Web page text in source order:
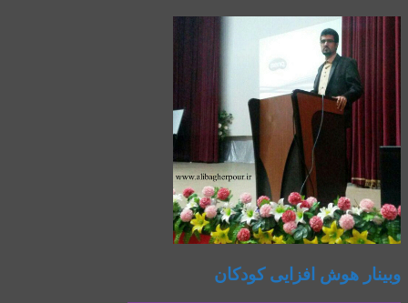
وبینار هوش افزایی کودکان